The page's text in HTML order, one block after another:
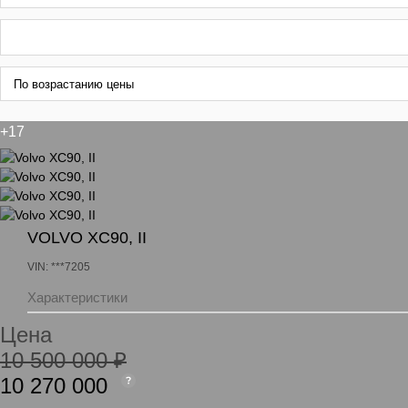
+17
VOLVO XC90, II
VIN: ***7205
Характеристики
Цена
10 500 000 ₽
10 270 000